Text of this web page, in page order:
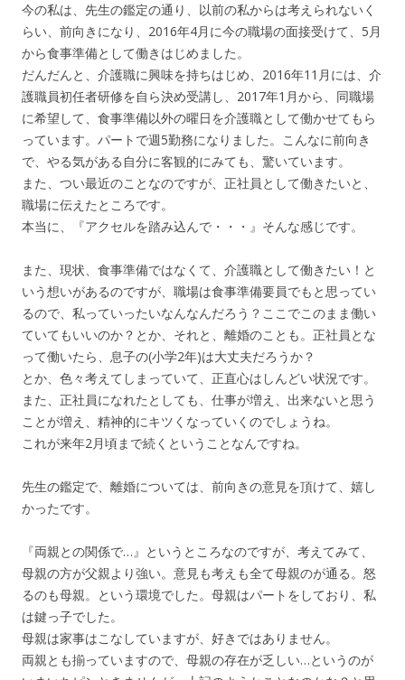
今の私は、先生の鑑定の通り、以前の私からは考えられないく
らい、前向きになり、2016年4月に今の職場の面接受けて、5月
から食事準備として働きはじめました。
だんだんと、介護職に興味を持ちはじめ、2016年11月には、介
護職員初任者研修を自ら決め受講し、2017年1月から、同職場
に希望して、食事準備以外の曜日を介護職として働かせてもら
っています。パートで週5勤務になりました。こんなに前向き
で、やる気がある自分に客観的にみても、驚いています。
また、つい最近のことなのですが、正社員として働きたいと、
職場に伝えたところです。
本当に、『アクセルを踏み込んで・・・』そんな感じです。
また、現状、食事準備ではなくて、介護職として働きたい！と
いう想いがあるのですが、職場は食事準備要員でもと思ってい
るので、私っていったいなんなんだろう？ここでこのまま働い
ていてもいいのか？とか、それと、離婚のことも。正社員とな
って働いたら、息子の(小学2年)は大丈夫だろうか？
とか、色々考えてしまっていて、正直心はしんどい状況です。
また、正社員になれたとしても、仕事が増え、出来ないと思う
ことが増え、精神的にキツくなっていくのでしょうね。
これが来年2月頃まで続くということなんですね。
先生の鑑定で、離婚については、前向きの意見を頂けて、嬉し
かったです。
『両親との関係で…』というところなのですが、考えてみて、
母親の方が父親より強い。意見も考えも全て母親のが通る。怒
るのも母親。という環境でした。母親はパートをしており、私
は鍵っ子でした。
母親は家事はこなしていますが、好きではありません。
両親とも揃っていますので、母親の存在が乏しい…というのが